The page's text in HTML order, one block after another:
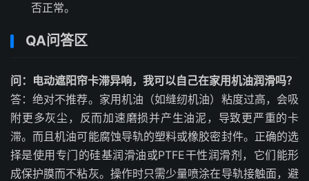
否正常。
QA问答区
问：电动遮阳帘卡滞异响，我可以自己在家用机油润滑吗？
答：绝对不推荐。家用机油（如缝纫机油）粘度过高，会吸
附更多灰尘，反而加速磨损并产生油泥，导致更严重的卡
滞。而且机油可能腐蚀导轨的塑料或橡胶密封件。正确的选
择是使用专门的硅基润滑油或PTFE干性润滑剂，它们能形
成保护膜而不粘灰。操作时只需少量喷涂在导轨接触面，避